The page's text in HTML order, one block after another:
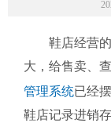
鞋店经营
大，给售卖、
管理系统已经
鞋店记录进销